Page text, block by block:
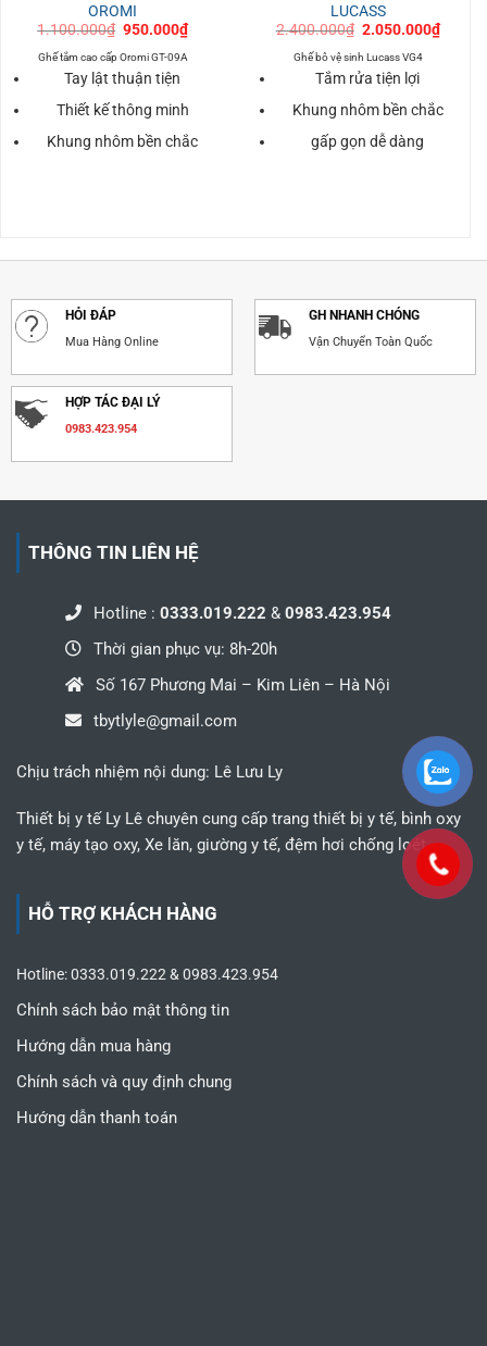
OROMI
1.100.000₫ Giá
là:
1.100.000₫.
950.000₫Giá
hiện
tại
Ghế tắm cao cấp Oromi GT-09A
Tay lật thuận tiện
Thiết kế thông minh
Khung nhôm bền chắc
LUCASS
2.400.000₫ Giá
là:
2.400.000₫.
2.050.000₫Giá
hiện
Ghế bô vệ sinh Lucass VG4
Tắm rửa tiện lợi
Khung nhôm bền chắc
gấp gọn dễ dàng
HỎI ĐÁP
Mua Hàng Online
GH NHANH CHÓNG
Vận Chuyển Toàn Quốc
HỢP TÁC ĐẠI LÝ
0983.423.954
THÔNG TIN LIÊN HỆ
Hotline : 0333.019.222 & 0983.423.954
Thời gian phục vụ: 8h-20h
Số 167 Phương Mai – Kim Liên – Hà Nội
tbytlyle@gmail.com
Chịu trách nhiệm nội dung: Lê Lưu Ly
Thiết bị y tế Ly Lê chuyên cung cấp trang thiết bị y tế, bình oxy
y tế, máy tạo oxy, Xe lăn, giường y tế, đệm hơi chống loét,...
HỖ TRỢ KHÁCH HÀNG
Hotline: 0333.019.222 & 0983.423.954
Chính sách bảo mật thông tin
Hướng dẫn mua hàng
Chính sách và quy định chung
Hướng dẫn thanh toán